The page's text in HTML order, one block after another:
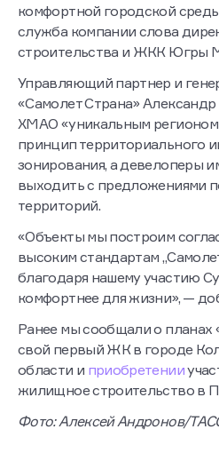
комфортной городской
служба компании слова
строительства и ЖКК Югры
Управляющий партнер и
«Самолет Страна»
ХМАО «уникальным
принцип территориального
зонирования, а девелоперы
выходить с предложениями
территорий.
«Объекты мы построим
высоким стандартам
благодаря нашему участию
комфортнее для жизни», —
Ранее мы сообщали о планах
свой первый ЖК в городе
области и приобретении
жилищное строительство в
Фото: Алексей Андронов/